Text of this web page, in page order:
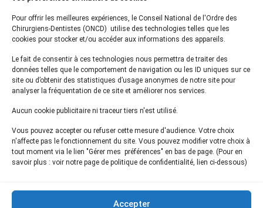
Pour offrir les meilleures expériences, le Conseil National de l'Ordre des
Chirurgiens-Dentistes (ONCD) utilise des technologies telles que les
cookies pour stocker et/ou accéder aux informations des appareils.
Le fait de consentir à ces technologies nous permettra de traiter des
données telles que le comportement de navigation ou les ID uniques sur ce
site ou d’obtenir des statistiques d’usage anonymes de notre site pour
analyser la fréquentation de ce site et améliorer nos services.
Aucun cookie publicitaire ni traceur tiers n'est utilisé.
Vous pouvez accepter ou refuser cette mesure d'audience. Votre choix
n'affecte pas le fonctionnement du site. Vous pouvez modifier votre choix à
tout moment via le lien "Gérer mes préférences" en bas de page. (Pour en
savoir plus : voir notre page de politique de confidentialité, lien ci-dessous)
Accepter
courrier@oncd.org
Actualités
Presse
Informations légales
Plan du site
Inscrivez-vous à notrenewsletter